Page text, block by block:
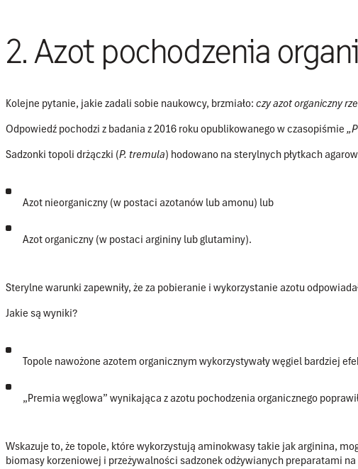
2. Azot pochodzenia
Kolejne pytanie, jakie zadali sobie naukowcy, brzmiało: czy azot organiczny
Odpowiedź pochodzi z badania z 2016 roku opublikowanego w czasopiśmie
Sadzonki topoli drżączki (P. tremula) hodowano na sterylnych płytkach
Azot nieorganiczny (w postaci azotanów lub amonu) lub
Azot organiczny (w postaci argininy lub glutaminy).
Sterylne warunki zapewniły, że za pobieranie i wykorzystanie azotu
Jakie są wyniki?
Topole nawożone azotem organicznym wykorzystywały węgiel bardziej
„Premia węglowa” wynikająca z azotu pochodzenia organicznego
Wskazuje to, że topole, które wykorzystują aminokwasy takie jak arginina,
biomasy korzeniowej i przeżywalności sadzonek odżywianych preparatami na